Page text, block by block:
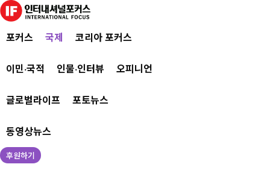
포커스 국제 코리아 포커스
이민·국적 인물·인터뷰 오피니언
글로벌라이프 포토뉴스
동영상뉴스
후원하기